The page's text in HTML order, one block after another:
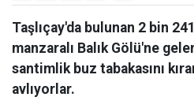
Taşlıçay'da bulunan 2 bin 241
manzaralı Balık Gölü'ne
santimlik buz tabakasını
avlıyorlar.